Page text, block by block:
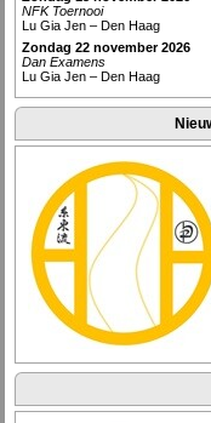
NFK Toernooi
Lu Gia Jen – Den Haag
Zondag 22 november 2026
Dan Examens
Lu Gia Jen – Den Haag